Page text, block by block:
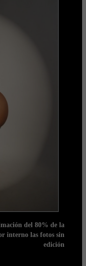
del 80% de la
interno las fotos sin
edición